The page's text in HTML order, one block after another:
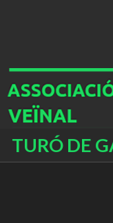
TURÓ DE
Buscar